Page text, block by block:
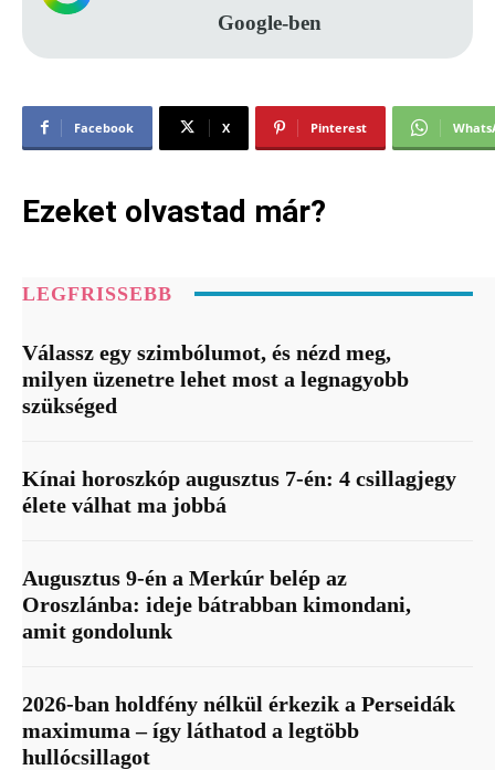
Google-ben
Facebook X Pinterest
Ezeket olvastad már?
LEGFRISSEBB
Válassz egy szimbólumot, és nézd meg,
milyen üzenetre lehet most a legnagyobb
szükséged
Kínai horoszkóp augusztus 7-én: 4 csillagjegy
élete válhat ma jobbá
Augusztus 9-én a Merkúr belép az
Oroszlánba: ideje bátrabban kimondani,
amit gondolunk
2026-ban holdfény nélkül érkezik a Perseidák
maximuma – így láthatod a legtöbb
hullócsillagot